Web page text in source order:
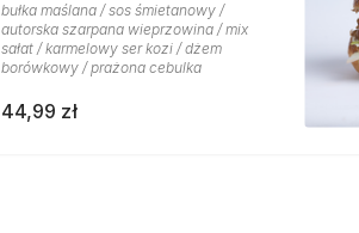
bułka maślana / sos śmietanowy /
autorska szarpana wieprzowina / mix
sałat / karmelowy ser kozi / dżem
borówkowy / prażona cebulka
44,99 zł